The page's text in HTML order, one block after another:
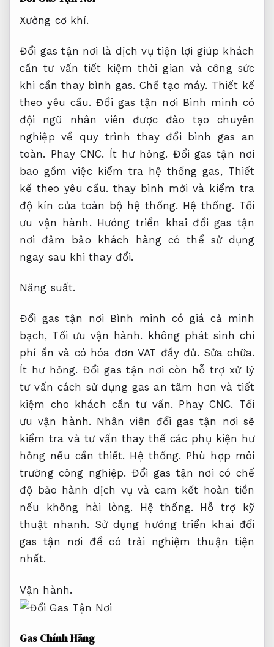
Xưởng cơ khí.
Đổi gas tận nơi là dịch vụ tiện lợi giúp khách
cần tư vấn tiết kiệm thời gian và công sức
khi cần thay bình gas. Chế tạo máy. Thiết kế
theo yêu cầu. Đổi gas tận nơi Bình minh có
đội ngũ nhân viên được đào tạo chuyên
nghiệp về quy trình thay đổi bình gas an
toàn. Phay CNC. Ít hư hỏng. Đổi gas tận nơi
bao gồm việc kiểm tra hệ thống gas, Thiết
kế theo yêu cầu. thay bình mới và kiểm tra
độ kín của toàn bộ hệ thống. Hệ thống. Tối
ưu vận hành. Hướng triển khai đổi gas tận
nơi đảm bảo khách hàng có thể sử dụng
ngay sau khi thay đổi.
Năng suất.
Đổi gas tận nơi Bình minh có giá cả minh
bạch, Tối ưu vận hành. không phát sinh chi
phí ẩn và có hóa đơn VAT đầy đủ. Sửa chữa.
Ít hư hỏng. Đổi gas tận nơi còn hỗ trợ xử lý
tư vấn cách sử dụng gas an tâm hơn và tiết
kiệm cho khách cần tư vấn. Phay CNC. Tối
ưu vận hành. Nhân viên đổi gas tận nơi sẽ
kiểm tra và tư vấn thay thế các phụ kiện hư
hỏng nếu cần thiết. Hệ thống. Phù hợp môi
trường công nghiệp. Đổi gas tận nơi có chế
độ bảo hành dịch vụ và cam kết hoàn tiền
nếu không hài lòng. Hệ thống.
Hỗ trợ kỹ
thuật nhanh. Sử dụng hướng triển khai đổi
gas tận nơi để có trải nghiệm thuận tiện
nhất.
Vận hành.
Gas Chính Hãng